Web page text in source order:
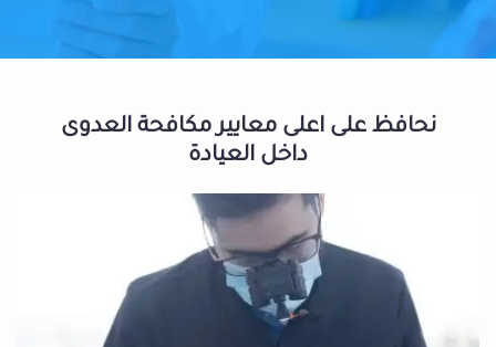
نحافظ على اعلى معايير مكافحة العدوى
داخل العيادة